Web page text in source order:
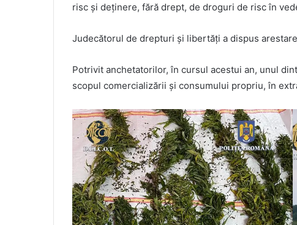
risc și deținere, fără drept, de droguri de risc în
Judecătorul de drepturi și libertăți a dispus
Potrivit anchetatorilor, în cursul acestui an, unul
scopul comercializării și consumului propriu, în